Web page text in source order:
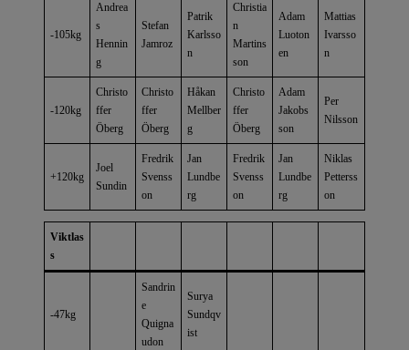
-105kg
Andrea
s
Hennin
g
Stefan
Jamroz
Patrik
Karlsso
n
Christia
n
Martins
son
Adam
Luoton
en
Mattias
Ivarsso
n
-120kg
Christo
ffer
Öberg
Christo
ffer
Öberg
Håkan
Mellber
g
Christo
ffer
Öberg
Adam
Jakobs
son
Per
Nilsson
+120kg
Joel
Sundin
Fredrik
Svenss
on
Jan
Lundbe
rg
Fredrik
Svenss
on
Jan
Lundbe
rg
Niklas
Petterss
on
Viktlas
s
-47kg
Sandrin
e
Quigna
udon
Surya
Sundqv
ist